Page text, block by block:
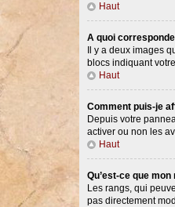
Haut
A quoi
Il y a deux images
blocs indiquant
Haut
Comment puis-je
Depuis votre
activer ou non les
Haut
Qu’est-ce que
Les rangs, qui
pas directement